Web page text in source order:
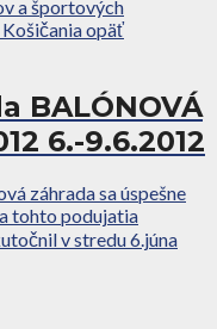
a športových
opäť
BALÓNOVÁ
6.-9.6.2012
záhrada sa úspešne
tohto podujatia
v stredu 6.júna